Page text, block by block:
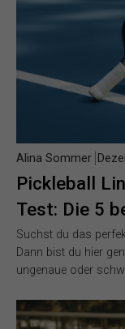
Pickleball
Test: Die 5
Alina Sommer
Suchst du das
Dann bist du hier
ungenaue oder